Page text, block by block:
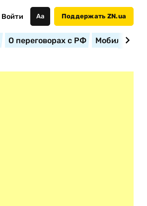
Войти Аа Поддержать ZN.ua
О переговорах с РФ